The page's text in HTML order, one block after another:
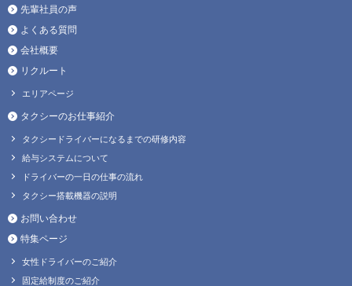
先輩社員の声
よくある質問
会社概要
リクルート
エリアページ
タクシーのお仕事紹介
タクシードライバーになるまでの研修内容
給与システムについて
ドライバーの一日の仕事の流れ
タクシー搭載機器の説明
お問い合わせ
特集ページ
女性ドライバーのご紹介
固定給制度のご紹介